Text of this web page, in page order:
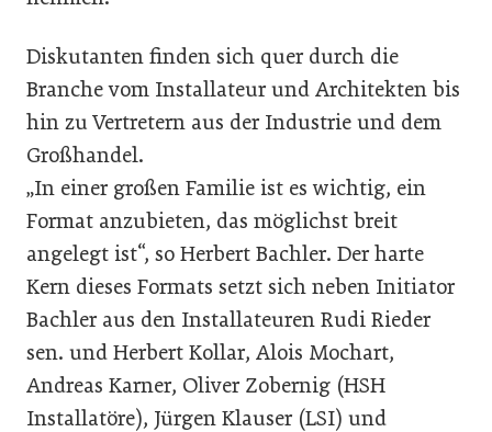
Diskutanten finden sich quer durch die
Branche vom Installateur und Architekten bis
hin zu Vertretern aus der Industrie und dem
Großhandel.
„In einer großen Familie ist es wichtig, ein
Format anzubieten, das möglichst breit
angelegt ist“, so Herbert Bachler. Der harte
Kern dieses Formats setzt sich neben Initiator
Bachler aus den Installateuren Rudi Rieder
sen. und Herbert Kollar, Alois Mochart,
Andreas Karner, Oliver Zobernig (HSH
Installatöre), Jürgen Klauser (LSI) und